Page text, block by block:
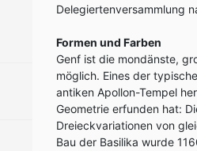
Delegiertenversammlung
Formen und Farben
Genf ist die mondänste,
möglich. Eines der
antiken Apollon-Tempel
Geometrie erfunden hat:
Dreieckvariationen von
Bau der Basilika wurde